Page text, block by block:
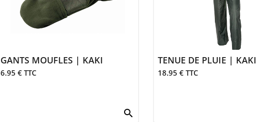
GANTS MOUFLES | KAKI
6.95 € TTC
search
TENUE DE PLUIE | KAKI
18.95 € TTC